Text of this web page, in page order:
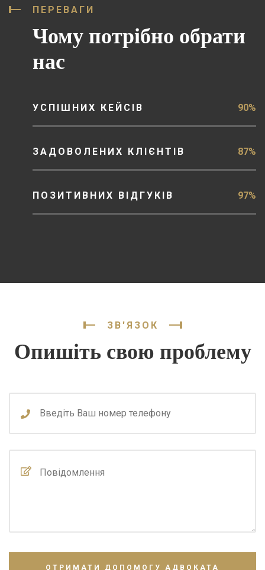
ПЕРЕВАГИ
Чому потрібно обрати
нас
УСПІШНИХ КЕЙСІВ 90%
ЗАДОВОЛЕНИХ КЛІЄНТІВ 87%
ПОЗИТИВНИХ ВІДГУКІВ 97%
ЗВ'ЯЗОК
Опишіть свою проблему